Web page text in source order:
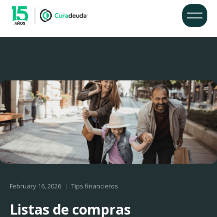
February 16, 2026 Tips financieros
Listas de compras